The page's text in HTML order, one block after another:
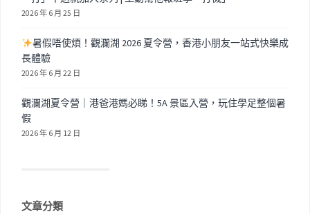
2026 年 6 月 25 日
暑假唔使煩！觀瀾湖 2026 夏令營，香港小朋友一站式快樂成
長體驗
2026 年 6 月 22 日
觀瀾湖夏令營｜港爸港媽必睇！5A 景區入營，玩住學足整個暑
假
2026 年 6 月 12 日
文章分類